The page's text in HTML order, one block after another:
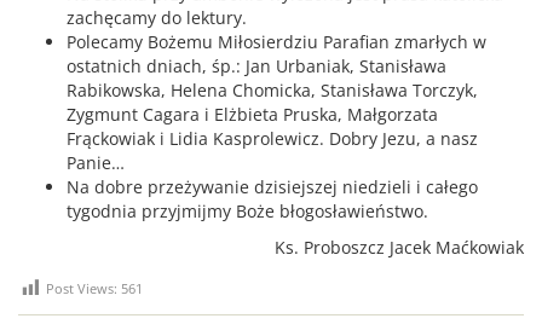
zachęcamy do lektury.
Polecamy Bożemu Miłosierdziu Parafian zmarłych w
ostatnich dniach, śp.: Jan Urbaniak, Stanisława
Rabikowska, Helena Chomicka, Stanisława Torczyk,
Zygmunt Cagara i Elżbieta Pruska, Małgorzata
Frąckowiak i Lidia Kasprolewicz. Dobry Jezu, a nasz
Panie…
Na dobre przeżywanie dzisiejszej niedzieli i całego
tygodnia przyjmijmy Boże błogosławieństwo.
Ks. Proboszcz Jacek Maćkowiak
Post Views: 561